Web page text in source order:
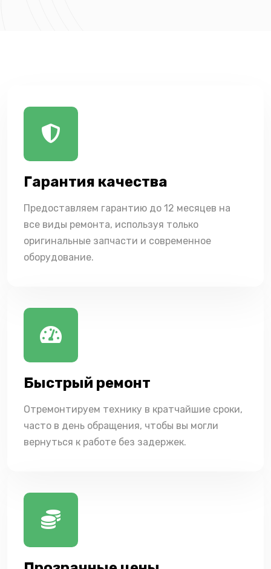
Гарантия качества
Предоставляем гарантию до 12 месяцев на
все виды ремонта, используя только
оригинальные запчасти и современное
оборудование.
Быстрый ремонт
Отремонтируем технику в кратчайшие сроки,
часто в день обращения, чтобы вы могли
вернуться к работе без задержек.